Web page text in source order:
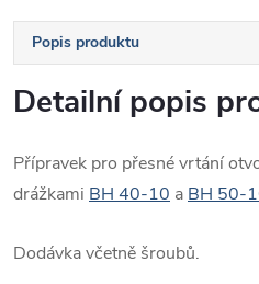
Popis produktu
Detailní popis
Přípravek pro přesné vrtání
drážkami BH 40-10 aBH 50-
Dodávka včetně šroubů.